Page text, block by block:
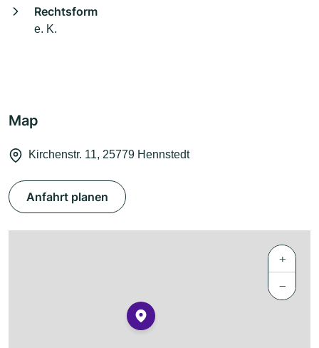
Rechtsform
e. K.
Map
Kirchenstr. 11, 25779 Hennstedt
Anfahrt planen
+
−